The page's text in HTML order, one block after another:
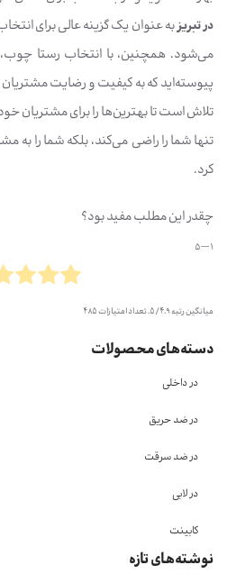
دسته‌های محصولات
در داخلی
در ضد حریق
در ضد سرقت
در لابی
کابینت
نوشته‌های تازه
در تبریزبه عنوان یک گزینه عالی برای
می‌شود. همچنین، با انتخاب رستا چوب،
پیوسته‌اید که به کیفیت و رضایت
تلاش است تا بهترین‌ها را برای مشتریان
تنها شما را راضی می‌کند، بلکه شما را به
کرد.
چقدر این مطلب مفید بود؟
1 --- 5
میانگین رتبه4.9/ 5. تعداد امتیازات 485